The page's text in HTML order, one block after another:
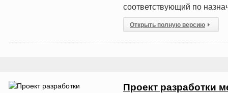
соответствующий по
Открыть полную версию
Проект разработки